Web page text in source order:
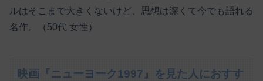
ルはそこまで大きくないけど、思想は深くて今でも語れる
名作。（50代 女性）
映画『ニューヨーク1997』を見た人におすす